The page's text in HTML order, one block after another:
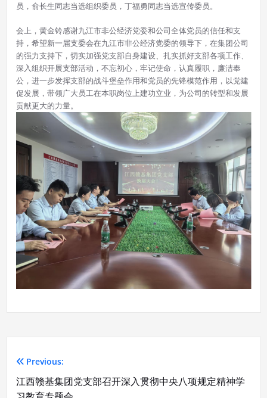
员，俞长生同志当选组织委员，丁福勇同志当选宣传委员。
会上，黄金铃感谢九江市非公经济党委和公司全体党员的信任和支
持，希望新一届支委会在九江市非公经济党委的领导下，在集团公司
的强力支持下，切实加强党支部自身建设、扎实抓好支部各项工作、
深入组织开展支部活动，不忘初心，牢记使命，认真履职，廉洁奉
公，进一步发挥支部的战斗堡垒作用和党员的先锋模范作用，以党建
促发展，带领广大员工在本职岗位上建功立业，为公司的转型和发展
贡献更大的力量。
文
章
Previous:
江西赣基集团党支部召开深入贯彻中央八项规定精神学